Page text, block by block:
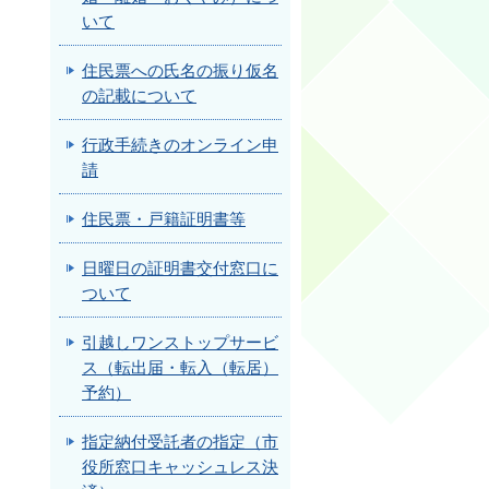
いて
住民票への氏名の振り仮名
の記載について
行政手続きのオンライン申
請
住民票・戸籍証明書等
日曜日の証明書交付窓口に
ついて
引越しワンストップサービ
ス（転出届・転入（転居）
予約）
指定納付受託者の指定（市
役所窓口キャッシュレス決